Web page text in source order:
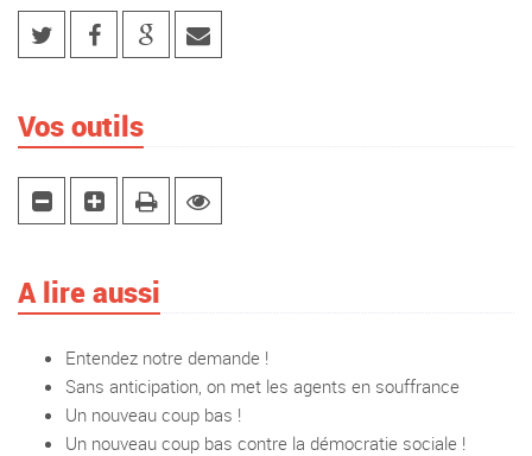
Vos outils
A lire aussi
Entendez notre demande !
Sans anticipation, on met les agents en souffrance
Un nouveau coup bas !
Un nouveau coup bas contre la démocratie sociale !